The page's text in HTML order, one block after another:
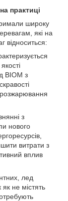
практиці
широку
які на
відноситься:
BIOM з
розжарювання
з
нового
витрати з
вплив
лед
не містять